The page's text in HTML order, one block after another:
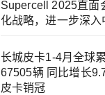
Supercell 2025直面
化战略，进一步深入
长城皮卡1-4月全球
67505辆 同比增长
皮卡销冠